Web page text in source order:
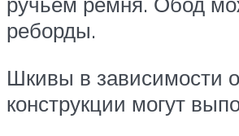
реборды.
Шкивы в зависимости
конструкции могут